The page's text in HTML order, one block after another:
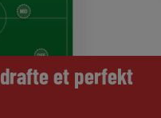
et perfekt